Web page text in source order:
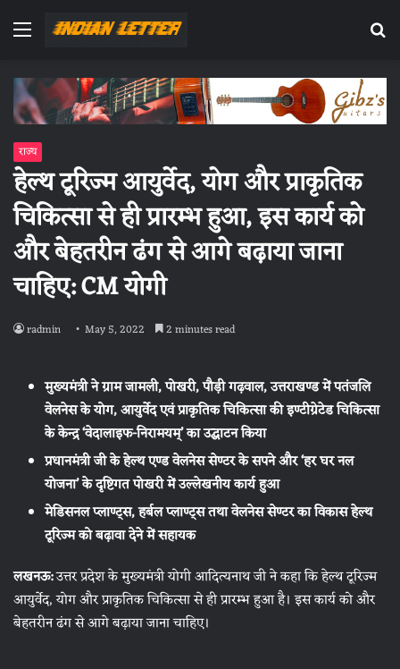
Menu
राज्य
हेल्थ टूरिज्म आयुर्वेद, योग और प्राकृतिक
चिकित्सा से ही प्रारम्भ हुआ, इस कार्य को
और बेहतरीन ढंग से आगे बढ़ाया जाना
चाहिए: CM योगी
radmin May 5, 2022 2 minutes read
मुख्यमंत्री ने ग्राम जामली, पोखरी, पौड़ी गढ़वाल, उत्तराखण्ड में पतंजलि
वेलनेस के योग, आयुर्वेद एवं प्राकृतिक चिकित्सा की इण्टीग्रेटेड चिकित्सा
के केन्द्र ‘वेदालाइफ-निरामयम्’ का उद्घाटन किया
प्रधानमंत्री जी के हेल्थ एण्ड वेलनेस सेण्टर के सपने और ‘हर घर नल
योजना’ के दृष्टिगत पोखरी में उल्लेखनीय कार्य हुआ
मेडिसनल प्लाण्ट्स, हर्बल प्लाण्ट्स तथा वेलनेस सेण्टर का विकास हेल्थ
टूरिज्म को बढ़ावा देने में सहायक
लखनऊ:उत्तर प्रदेश के मुख्यमंत्री योगी आदित्यनाथ जी ने कहा कि हेल्थ टूरिज्म
आयुर्वेद, योग और प्राकृतिक चिकित्सा से ही प्रारम्भ हुआ है। इस कार्य को और
बेहतरीन ढंग से आगे बढ़ाया जाना चाहिए।